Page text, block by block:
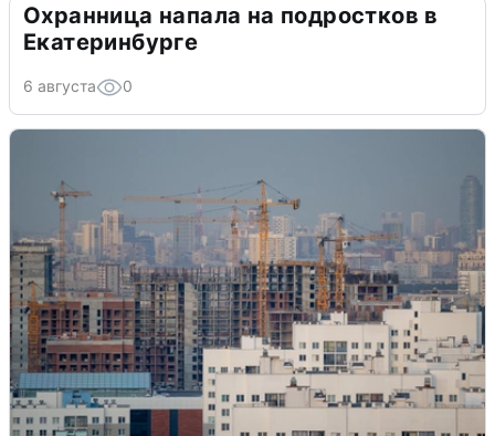
Охранница напала на подростков в
Екатеринбурге
6 августа 0